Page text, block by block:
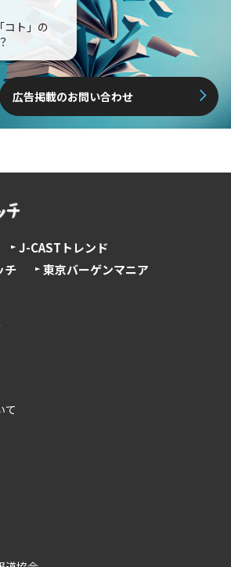
コト」の
広告掲載のお問い合わせ
J-CASTトレンド
チ
東京バーゲンマニア
て